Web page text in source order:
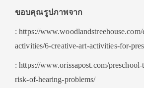
ขอบคุณรูปภาพจาก
: https://
activities/6-creative-art-activities-for-
: https://www.orissapost.com/preschool-
risk-of-hearing-problems/